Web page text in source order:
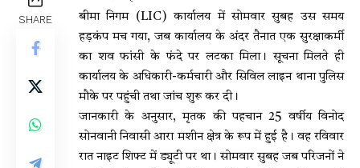
SHARE
बीमा निगम (LIC) कार्यालय में सोमवार सुबह उस समय
हड़कंप मच गया, जब कार्यालय के अंदर तैनात एक सुरक्षाकर्मी
का शव फांसी के फंदे पर लटका मिला। सूचना मिलते ही
कार्यालय के अधिकारी-कर्मचारी और सिविल लाइन थाना पुलिस
मौके पर पहुंची तथा जांच शुरू कर दी।
जानकारी के अनुसार, मृतक की पहचान 25 वर्षीय विनोद
सोनवानी निवासी आरा मशीन क्षेत्र के रूप में हुई है। वह रविवार
रात नाइट शिफ्ट में ड्यूटी पर था। सोमवार सुबह जब परिजनों ने